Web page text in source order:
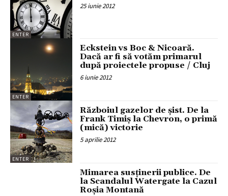
ENTER
25 iunie 2012
ENTER
Eckstein vs Boc & Nicoară.
Dacă ar fi să votăm primarul
după proiectele propuse / Cluj
6 iunie 2012
ENTER
Războiul gazelor de șist. De la
Frank Timiș la Chevron, o primă
(mică) victorie
5 aprilie 2012
Mimarea susţinerii publice. De
la Scandalul Watergate la Cazul
Roşia Montană